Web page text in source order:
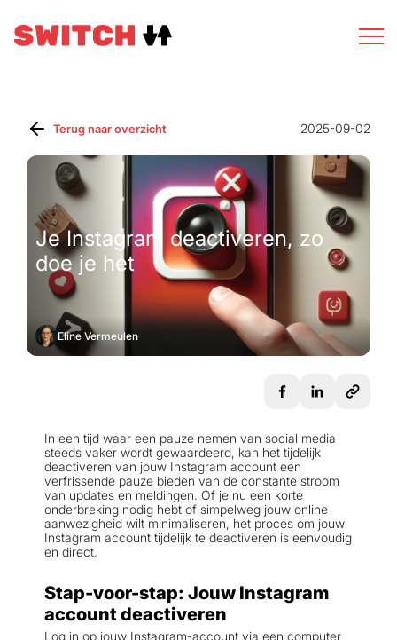
Terug naar overzicht 2025-09-02
Je Instagram deactiveren, zo
doe je het
Eline Vermeulen
In een tijd waar een pauze nemen van social media
steeds vaker wordt gewaardeerd, kan het tijdelijk
deactiveren van jouw Instagram account een
verfrissende pauze bieden van de constante stroom
van updates en meldingen. Of je nu een korte
onderbreking nodig hebt of simpelweg jouw online
aanwezigheid wilt minimaliseren, het proces om jouw
Instagram account tijdelijk te deactiveren is eenvoudig
en direct.
Stap-voor-stap: Jouw Instagram
account deactiveren
Log in op jouw Instagram-account via een computer